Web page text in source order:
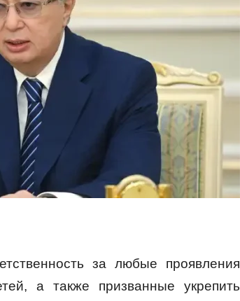
за любые проявления
а также призванные укрепить